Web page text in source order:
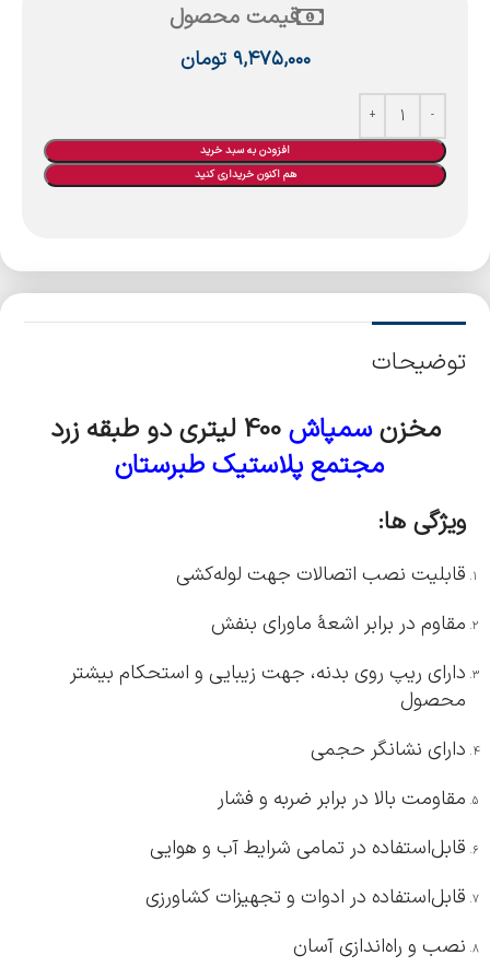
قیمت محصول
۹,۴۷۵,۰۰۰ تومان
افزودن به سبد خرید
هم اکنون خریداری کنید
توضیحات
مخزنسمپاش400 لیتری دو طبقه زرد
مجتمع پلاستیک طبرستان
ویژگی ها:
قابلیت نصب اتصالات جهت لوله‌کشی
مقاوم در برابر اشعۀ ماورای بنفش
دارای ریپ‌ روی بدنه، جهت زیبایی و استحکام بیشتر
محصول
دارای نشانگر حجمی
مقاومت بالا در برابر ضربه و فشار
قابل‌استفاده در تمامی شرایط آب و هوایی
قابل‌استفاده در ادوات و تجهیزات کشاورزی
نصب و راه‌اندازی آسان